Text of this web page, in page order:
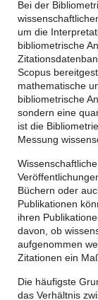
Bei der
um die
bibliometrische
Scopus
mathematische
bibliometrische
sondern eine
ist die
Messung
Büchern oder
Publikationen
ihren
davon, ob
aufgenommen
Zitationen ein
Die häufigste
das Verhältnis